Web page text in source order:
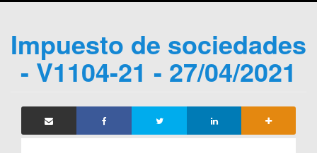
Impuesto de sociedades
- V1104-21 - 27/04/2021